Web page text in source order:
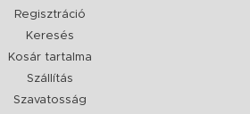
Regisztráció
Keresés
Kosár tartalma
Szállítás
Szavatosság